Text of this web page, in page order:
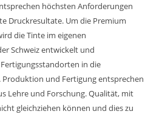
höchsten Anforderungen
Druckresultate. Um die Premium
die Tinte im eigenen
Schweiz entwickelt und
in die
und Fertigung entsprechen
Lehre und Forschung. Qualität, mit
gleichziehen können und dies zu